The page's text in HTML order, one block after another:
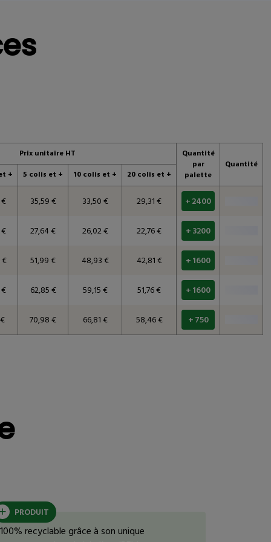
Prix unitaire HT
Quantité
par
palette
Quantité
+ 5 colis et + 10 colis et + 20 colis et +
35,59 € 33,50 € 29,31 € + 2400
27,64 € 26,02 € 22,76 € + 3200
51,99 € 48,93 € 42,81 € + 1600
62,85 € 59,15 € 51,76 € + 1600
70,98 € 66,81 € 58,46 € + 750
PRODUIT
100% recyclable grâce à son unique